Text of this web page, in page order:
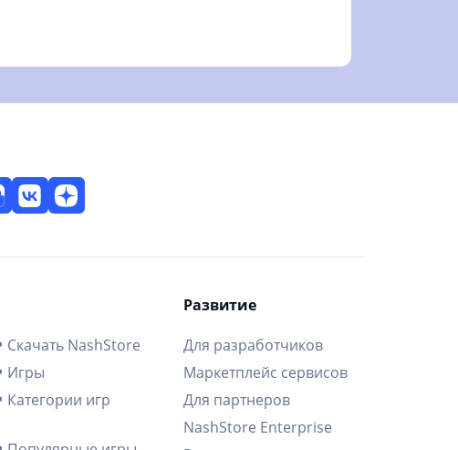
Скачать NashStore
Игры
Категории игр
Развитие
Для разработчиков
Маркетплейс сервисов
Для партнеров
NashStore Enterprise